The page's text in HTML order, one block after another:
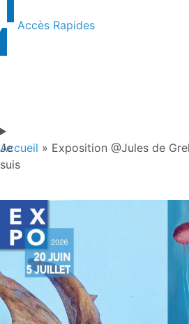
Accès Rapides
Je
suis
Accueil » Exposition @Jules de